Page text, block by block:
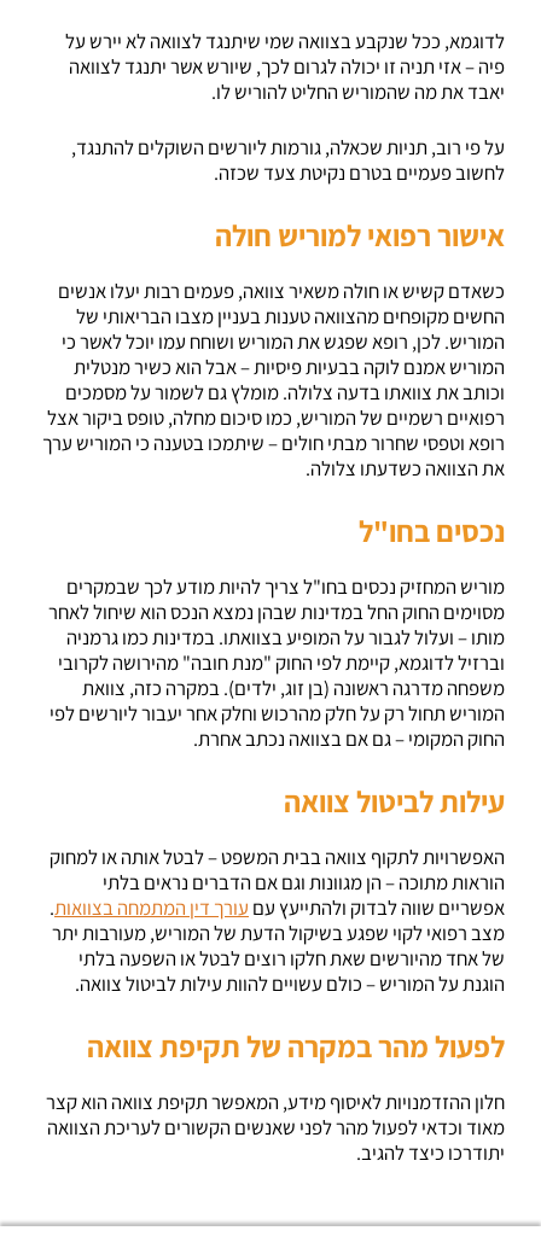
לדוגמא, ככל שנקבע בצוואה שמי שיתנגד לצוואה לא יירש על
פיה – אזי תניה זו יכולה לגרום לכך, שיורש אשר יתנגד לצוואה
יאבד את מה שהמוריש החליט להוריש לו.
על פי רוב, תניות שכאלה, גורמות ליורשים השוקלים להתנגד,
לחשוב פעמיים בטרם נקיטת צעד שכזה.
אישור רפואי למוריש חולה
כשאדם קשיש או חולה משאיר צוואה, פעמים רבות יעלו אנשים
החשים מקופחים מהצוואה טענות בעניין מצבו הבריאותי של
המוריש. לכן, רופא שפגש את המוריש ושוחח עמו יוכל לאשר כי
המוריש אמנם לוקה בבעיות פיסיות – אבל הוא כשיר מנטלית
וכותב את צוואתו בדעה צלולה. מומלץ גם לשמור על מסמכים
רפואיים רשמיים של המוריש, כמו סיכום מחלה, טופס ביקור אצל
רופא וטפסי שחרור מבתי חולים – שיתמכו בטענה כי המוריש ערך
את הצוואה כשדעתו צלולה.
נכסים בחו"ל
מוריש המחזיק נכסים בחו"ל צריך להיות מודע לכך שבמקרים
מסוימים החוק החל במדינות שבהן נמצא הנכס הוא שיחול לאחר
מותו – ועלול לגבור על המופיע בצוואתו. במדינות כמו גרמניה
וברזיל לדוגמא, קיימת לפי החוק "מנת חובה" מהירושה לקרובי
משפחה מדרגה ראשונה (בן זוג, ילדים). במקרה כזה, צוואת
המוריש תחול רק על חלק מהרכוש וחלק אחר יעבור ליורשים לפי
החוק המקומי – גם אם בצוואה נכתב אחרת.
עילות לביטול צוואה
האפשרויות לתקוף צוואה בבית המשפט – לבטל אותה או למחוק
הוראות מתוכה – הן מגוונות וגם אם הדברים נראים בלתי
אפשריים שווה לבדוק ולהתייעץ עם עורך דין המתמחה בצוואות.
מצב רפואי לקוי שפגע בשיקול הדעת של המוריש, מעורבות יתר
של אחד מהיורשים שאת חלקו רוצים לבטל או השפעה בלתי
הוגנת על המוריש – כולם עשויים להוות עילות לביטול צוואה.
לפעול מהר במקרה של תקיפת צוואה
חלון ההזדמנויות לאיסוף מידע, המאפשר תקיפת צוואה הוא קצר
מאוד וכדאי לפעול מהר לפני שאנשים הקשורים לעריכת הצוואה
יתודרכו כיצד להגיב.